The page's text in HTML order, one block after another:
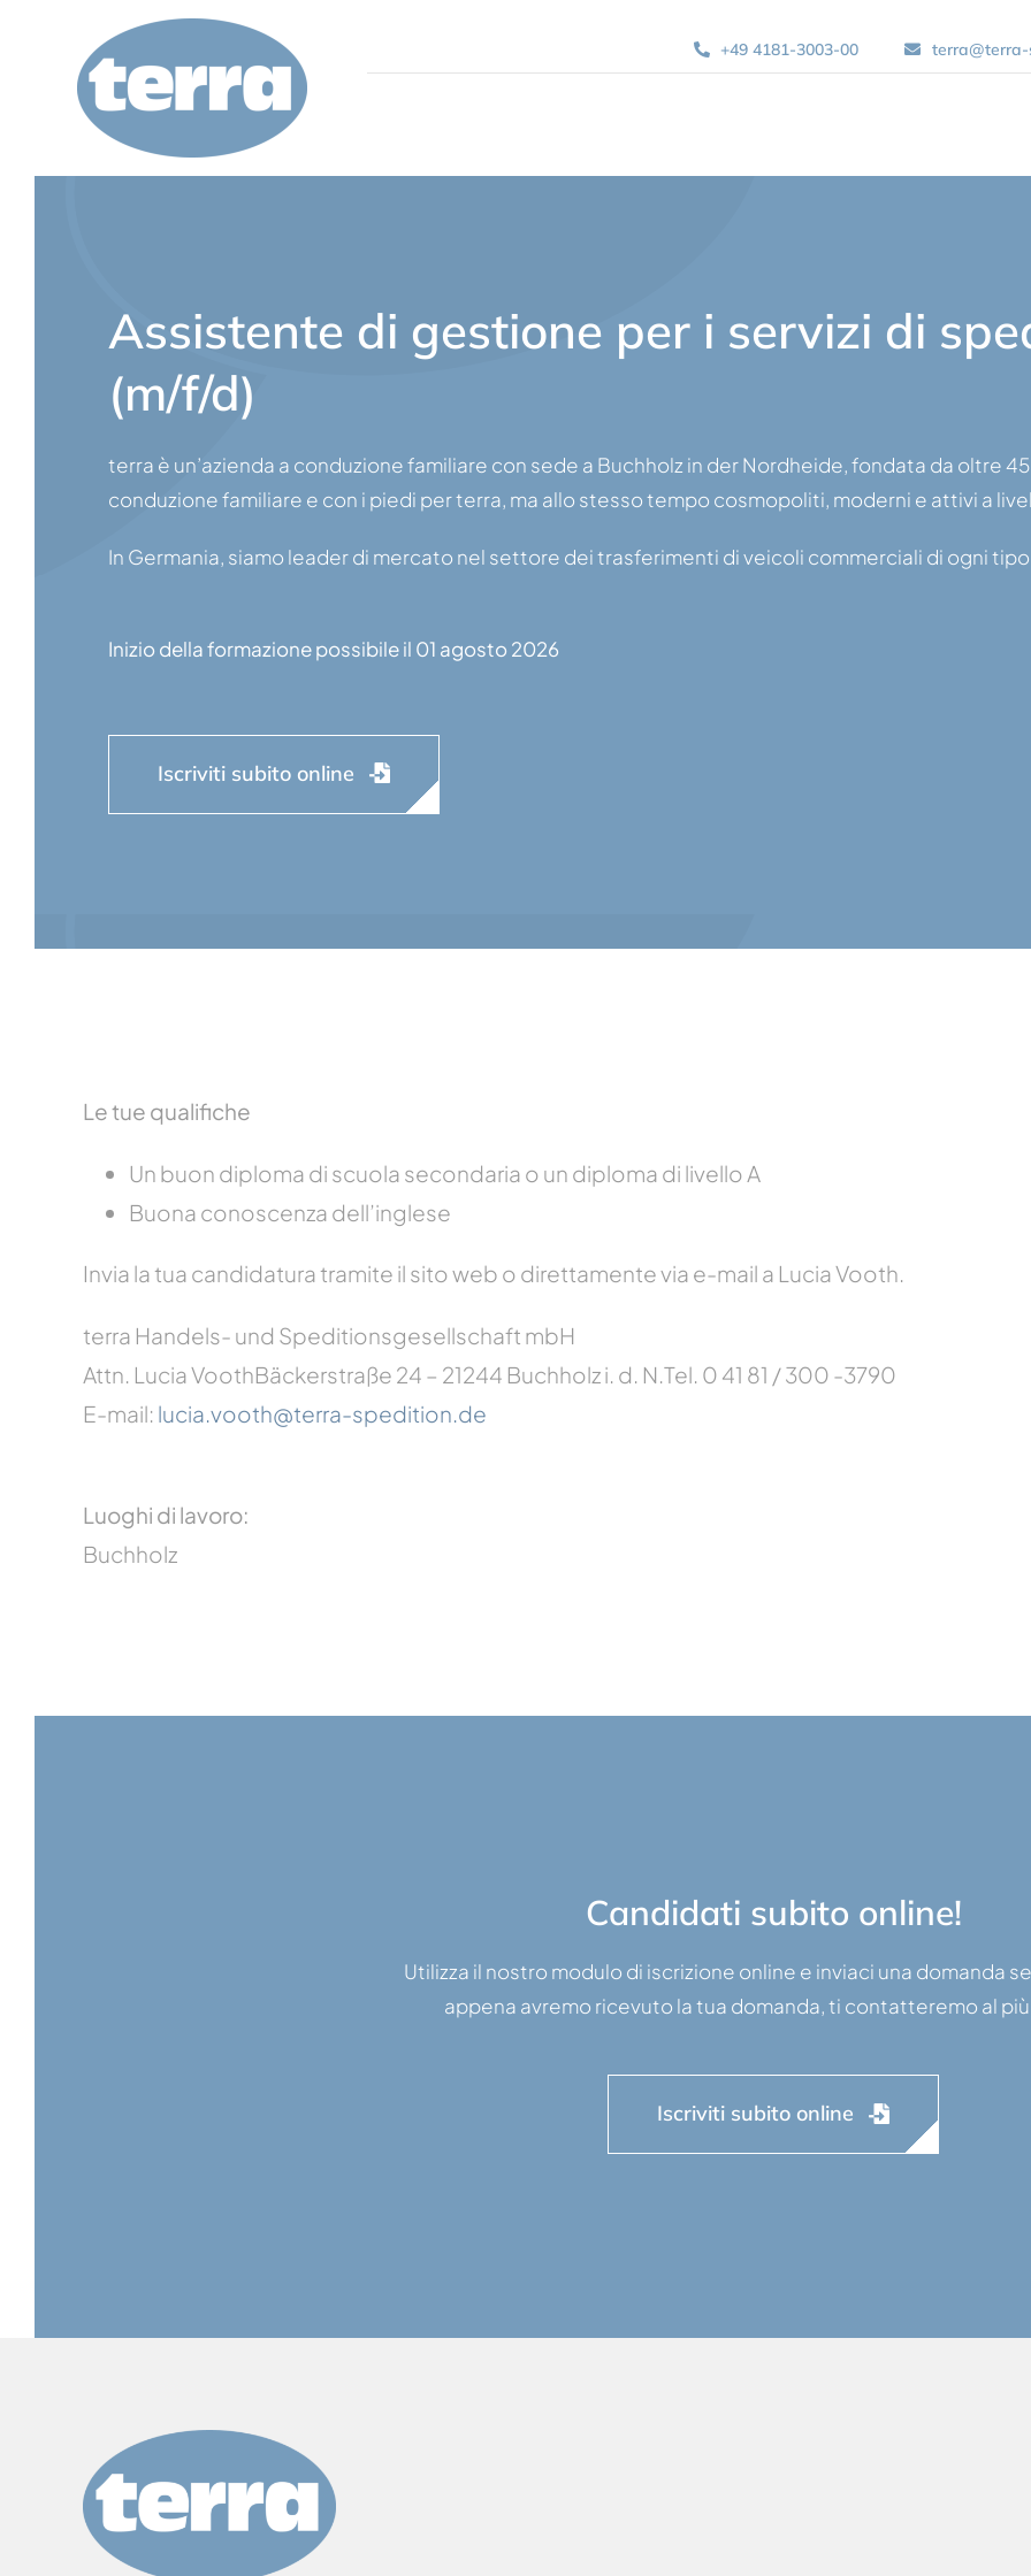
contenuto
+49 4181-3003-00
Chi siamo
Controllo di qualità
Richiesta
Carriera
Assistente di gestione per i servizi di
(m/f/d)
terra è un’azienda a conduzione familiare con sede a Buchholz in der Nordheide, fondata da oltre
conduzione familiare e con i piedi per terra, ma allo stesso tempo cosmopoliti, moderni e attivi a
In Germania, siamo leader di mercato nel settore dei trasferimenti di veicoli commerciali di ogni
Inizio della formazione possibile il 01 agosto 2026
Iscriviti subito online
Le tue qualifiche
Un buon diploma di scuola secondaria o un diploma di livello A
Buona conoscenza dell’inglese
Invia la tua candidatura tramite il sito web o direttamente via e-mail a Lucia Vooth.
terra Handels- und Speditionsgesellschaft mbH
Attn. Lucia VoothBäckerstraße 24 – 21244 Buchholz i. d. N.Tel. 0 41 81 / 300 -3790
E-mail: lucia.vooth@terra-spedition.de
Luoghi di lavoro:
Buchholz
Candidati subito online!
Utilizza il nostro modulo di iscrizione online e inviaci una domanda
appena avremo ricevuto la tua domanda, ti contatteremo al
Iscriviti subito online